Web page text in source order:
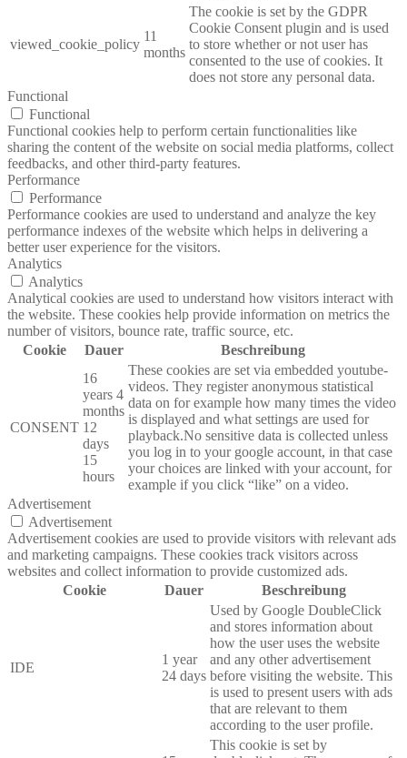
viewed_cookie_policy
11
months
The cookie is set by the GDPR
Cookie Consent plugin and is used
to store whether or not user has
consented to the use of cookies. It
does not store any personal data.
Functional
Functional
Functional cookies help to perform certain functionalities like
sharing the content of the website on social media platforms, collect
feedbacks, and other third-party features.
Performance
Performance
Performance cookies are used to understand and analyze the key
performance indexes of the website which helps in delivering a
better user experience for the visitors.
Analytics
Analytics
Analytical cookies are used to understand how visitors interact with
the website. These cookies help provide information on metrics the
number of visitors, bounce rate, traffic source, etc.
Cookie
Dauer Beschreibung
CONSENT
16
years 4
months
12
days
15
hours
These cookies are set via embedded youtube-
videos. They register anonymous statistical
data on for example how many times the video
is displayed and what settings are used for
playback.No sensitive data is collected unless
you log in to your google account, in that case
your choices are linked with your account, for
example if you click “like” on a video.
Advertisement
Advertisement
Advertisement cookies are used to provide visitors with relevant ads
and marketing campaigns. These cookies track visitors across
websites and collect information to provide customized ads.
Cookie
Dauer Beschreibung
IDE
1 year
24 days
Used by Google DoubleClick
and stores information about
how the user uses the website
and any other advertisement
before visiting the website. This
is used to present users with ads
that are relevant to them
according to the user profile.
This cookie is set by